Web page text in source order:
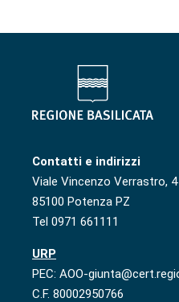
Contatti e indirizzi
Viale Vincenzo Verrastro, 4
85100 Potenza PZ
Tel 0971 661111
URP
PEC: AOO-
C.F. 80002950766